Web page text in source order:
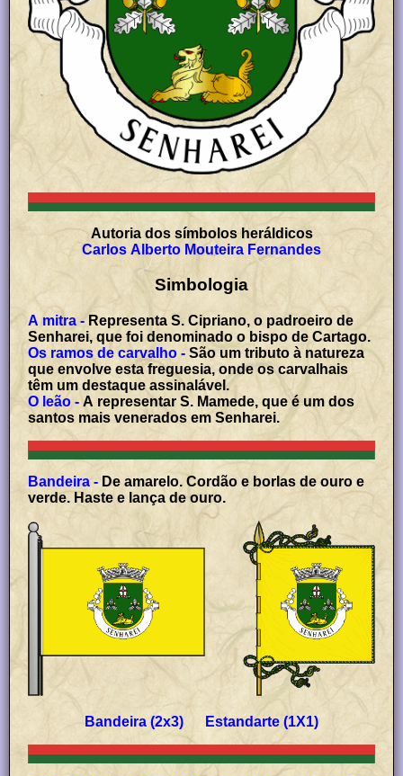
Autoria dos símbolos heráldicos
Carlos Alberto Mouteira Fernandes
Simbologia
A mitra -Representa S. Cipriano, o padroeiro de
Senharei, que foi denominado o bispo de Cartago.
Os ramos de carvalho - São um tributo à natureza
que envolve esta freguesia, onde os carvalhais
têm um destaque assinalável.
O leão -A representar S. Mamede, que é um dos
santos mais venerados em Senharei.
Bandeira - De amarelo. Cordão e borlas de ouro e
verde. Haste e lança de ouro.
Bandeira (2x3) Estandarte (1X1)